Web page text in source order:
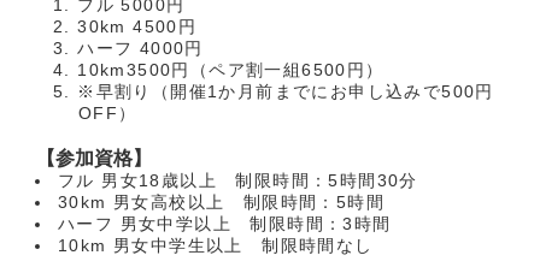
フル 5000円
30km 4500円
ハーフ 4000円
10km3500円（ペア割一組6500円）
※早割り（開催1か月前までにお申し込みで500円
OFF）
【参加資格】
フル 男女18歳以上 制限時間：5時間30分
30km 男女高校以上 制限時間：5時間
ハーフ 男女中学以上 制限時間：3時間
10km 男女中学生以上 制限時間なし